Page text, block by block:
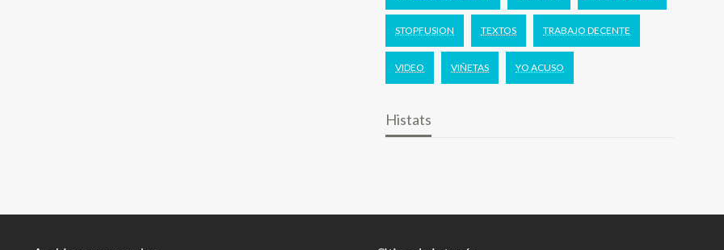
STOPFUSION TEXTOS TRABAJO DECENTE
VIDEO VIÑETAS YO ACUSO
Histats